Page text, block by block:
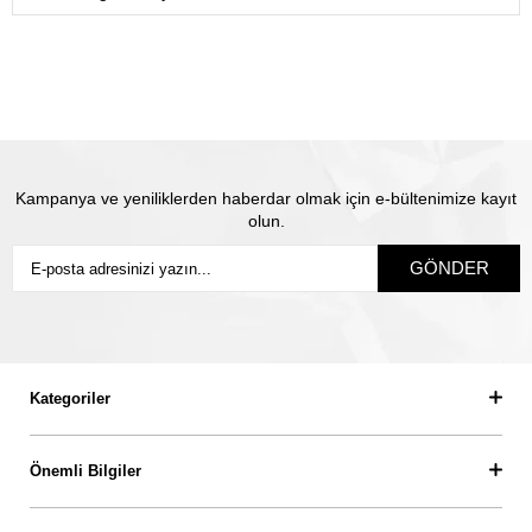
gönderiyoruz.
Kampanya ve yeniliklerden haberdar olmak için e-bültenimize kayıt
olun.
GÖNDER
Kategoriler
Önemli Bilgiler